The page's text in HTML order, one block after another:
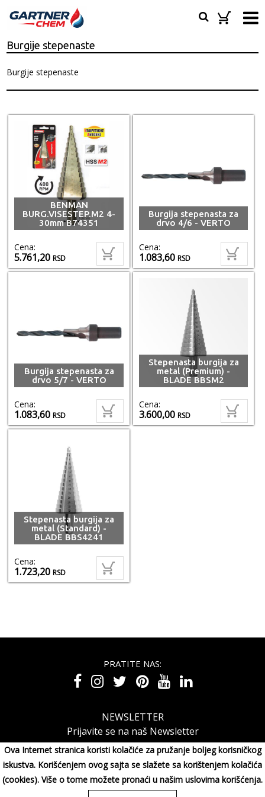
Ova Internet stranica koristi kolačiće za pružanje boljeg korisničkog
iskustva. Korišćenjem ovog sajta se slažete sa korištenjem kolačića
(cookies). Više o tome možete pronaći u našim uslovima korišćenja.
Burgije stepenaste
Burgije stepenaste
BENMAN
BURG.VISESTEP.M2 4-
30mm B74351
Cena:
5.761,20RSD
Burgija stepenasta za
drvo 4/6 - VERTO
Cena:
1.083,60RSD
Burgija stepenasta za
drvo 5/7 - VERTO
Cena:
1.083,60RSD
Stepenasta burgija za
metal (Premium) -
BLADE BBSM2
Cena:
3.600,00RSD
Stepenasta burgija za
metal (Standard) -
BLADE BBS4241
Cena:
1.723,20RSD
PRATITE NAS:
NEWSLETTER
Prijavite se na naš Newsletter
MAXIMORA GROUP DOO Miluna Pantića 15, 34000 KRAGUJE,